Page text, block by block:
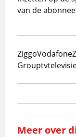
van de
Ziggo
Grouptv
Meer over